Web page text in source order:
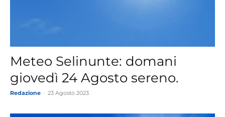
Meteo Selinunte: domani
giovedì 24 Agosto sereno.
Redazione 23 Agosto 2023